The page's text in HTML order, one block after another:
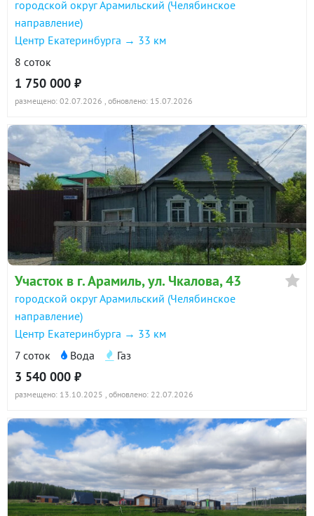
городской округ Арамильский (Челябинское
направление)
Центр Екатеринбурга → 33 км
8 соток
1 750 000 ₽
размещено: 02.07.2026 , обновлено: 15.07.2026
Участок в г. Арамиль, ул. Чкалова, 43
городской округ Арамильский (Челябинское
направление)
Центр Екатеринбурга → 33 км
7 соток
Вода Газ
3 540 000 ₽
размещено: 13.10.2025 , обновлено: 22.07.2026